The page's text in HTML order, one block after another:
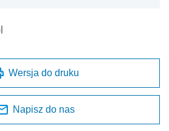
Wersja do druku
Napisz do nas